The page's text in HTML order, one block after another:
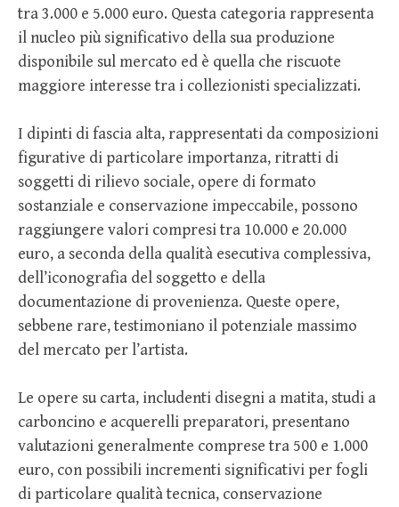
tra 3.000 e 5.000 euro. Questa categoria rappresenta
il nucleo più significativo della sua produzione
disponibile sul mercato ed è quella che riscuote
maggiore interesse tra i collezionisti specializzati.
I dipinti di fascia alta, rappresentati da composizioni
figurative di particolare importanza, ritratti di
soggetti di rilievo sociale, opere di formato
sostanziale e conservazione impeccabile, possono
raggiungere valori compresi tra 10.000 e 20.000
euro, a seconda della qualità esecutiva complessiva,
dell’iconografia del soggetto e della
documentazione di provenienza. Queste opere,
sebbene rare, testimoniano il potenziale massimo
del mercato per l’artista.
Le opere su carta, includenti disegni a matita, studi a
carboncino e acquerelli preparatori, presentano
valutazioni generalmente comprese tra 500 e 1.000
euro, con possibili incrementi significativi per fogli
di particolare qualità tecnica, conservazione